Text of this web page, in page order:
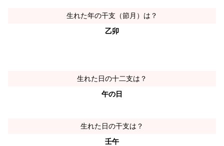
生れた年の干支（節月）は？
乙卯
生れた日の十二支は？
午の日
生れた日の干支は？
壬午